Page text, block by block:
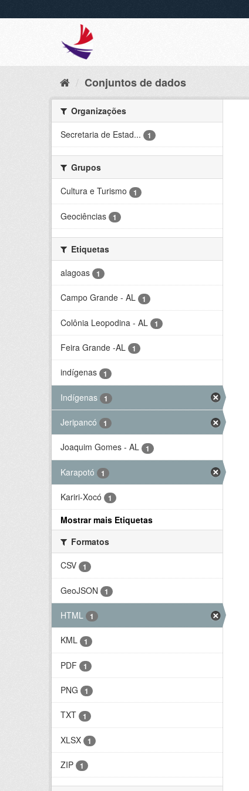
Conjuntos de dados
Organizações
Secretaria de Estad...
1
Grupos
Cultura e Turismo
1
Geociências 1
Etiquetas
alagoas
1
Campo Grande - AL 1
Colônia Leopodina - AL 1
Feira Grande -AL 1
indígenas 1
Indígenas 1
Jeripancó 1
Joaquim Gomes - AL 1
Karapotó 1
Kariri-Xocó 1
Mostrar mais Etiquetas
Formatos
CSV
1
GeoJSON 1
HTML 1
KML 1
PDF 1
PNG 1
TXT 1
XLSX 1
ZIP 1